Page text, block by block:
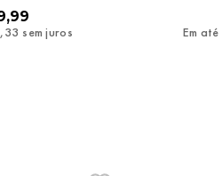
,99
,33 sem juros Em até